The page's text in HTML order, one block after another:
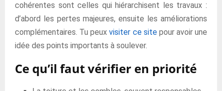
cohérentes sont celles qui hiérarchisent les travaux :
d’abord les pertes majeures, ensuite les améliorations
complémentaires. Tu peuxvisiter ce sitepour avoir une
idée des points importants à soulever.
Ce qu’il faut vérifier en priorité